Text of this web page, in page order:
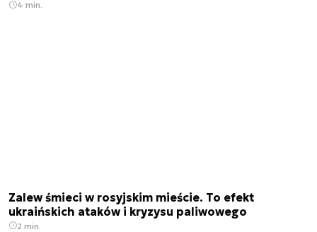
4 min.
Zalew śmieci w rosyjskim mieście. To efekt
ukraińskich ataków i kryzysu paliwowego
2 min.